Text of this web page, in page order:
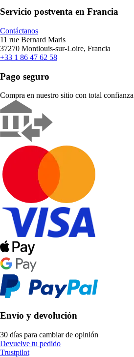
Servicio postventa en Francia
Contáctanos
11 rue Bernard Maris
37270 Montlouis-sur-Loire, Francia
+33 1 86 47 62 58
Pago seguro
Compra en nuestro sitio con total confianza
Envío y devolución
30 días para cambiar de opinión
Devuelve tu pedido
Trustpilot